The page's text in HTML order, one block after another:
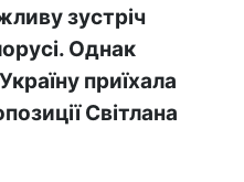
зустріч
Однак
приїхала
Світлана